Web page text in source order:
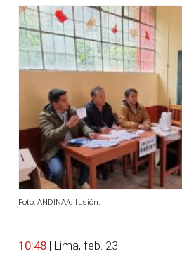
Foto: ANDINA/difusión.
10:48 | Lima, feb. 23.